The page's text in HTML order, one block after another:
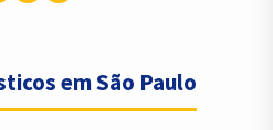
em São Paulo